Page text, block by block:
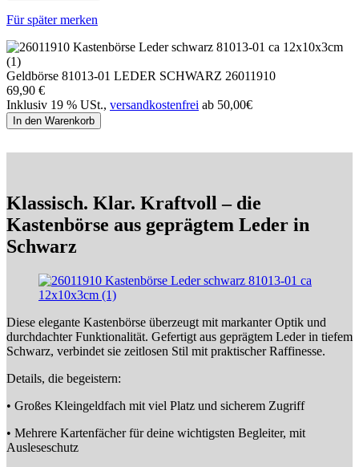
Für später merken
Geldbörse 81013-01 LEDER SCHWARZ 26011910
69,90 €
Inklusiv 19 % USt., versandkostenfrei ab 50,00€
In den Warenkorb
Klassisch. Klar. Kraftvoll – die
Kastenbörse aus geprägtem Leder in
Schwarz
Diese elegante Kastenbörse überzeugt mit markanter Optik und
durchdachter Funktionalität. Gefertigt aus geprägtem Leder in tiefem
Schwarz, verbindet sie zeitlosen Stil mit praktischer Raffinesse.
Details, die begeistern:
• Großes Kleingeldfach mit viel Platz und sicherem Zugriff
• Mehrere Kartenfächer für deine wichtigsten Begleiter, mit
Ausleseschutz